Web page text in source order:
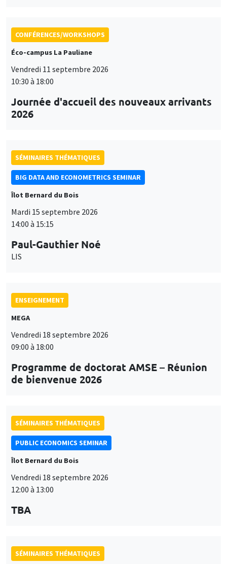
CONFÉRENCES/WORKSHOPS
Éco-campus La Pauliane
Vendredi 11 septembre 2026
10:30 à 18:00
Journée d'accueil des nouveaux arrivants
2026
SÉMINAIRES THÉMATIQUES
BIG DATA AND ECONOMETRICS SEMINAR
Îlot Bernard du Bois
Mardi 15 septembre 2026
14:00 à 15:15
Paul-Gauthier Noé
LIS
ENSEIGNEMENT
MEGA
Vendredi 18 septembre 2026
09:00 à 18:00
Programme de doctorat AMSE – Réunion
de bienvenue 2026
SÉMINAIRES THÉMATIQUES
PUBLIC ECONOMICS SEMINAR
Îlot Bernard du Bois
Vendredi 18 septembre 2026
12:00 à 13:00
TBA
SÉMINAIRES THÉMATIQUES